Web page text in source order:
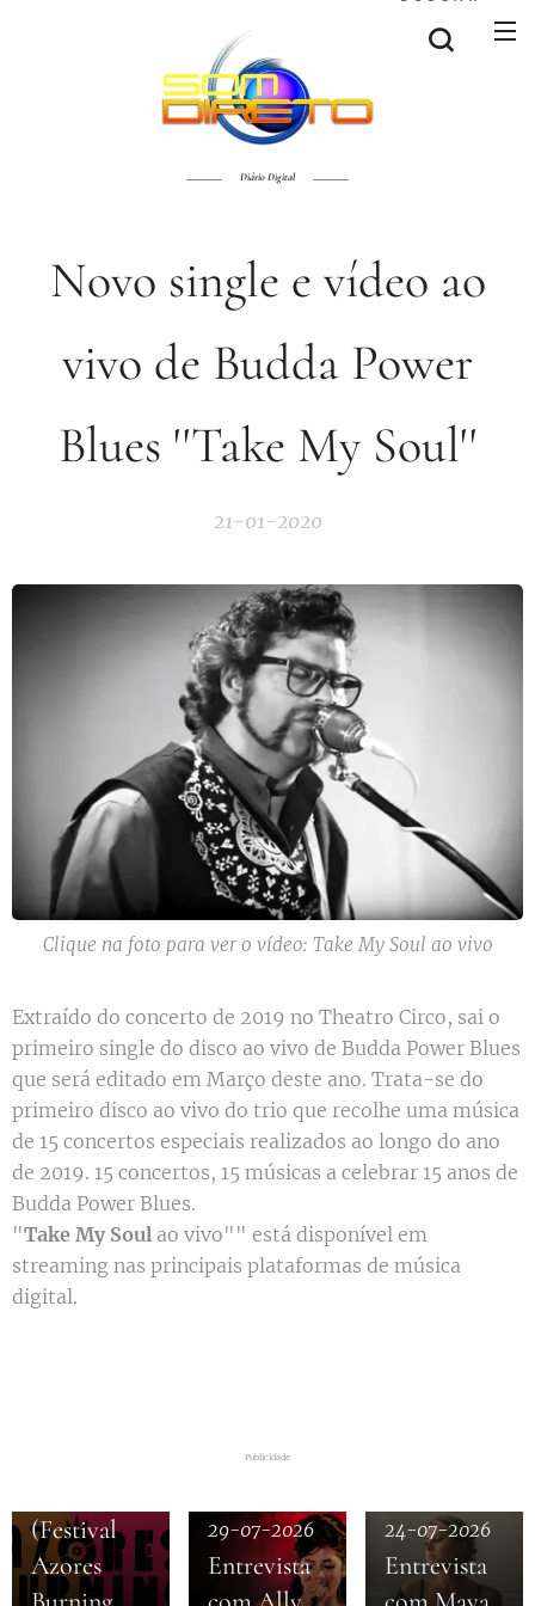
Diário Digital
Novo single e vídeo ao
vivo de Budda Power
Blues ''Take My Soul''
21-01-2020
Clique na foto para ver o vídeo: Take My Soul ao vivo
Extraído do concerto de 2019 no Theatro Circo, sai o
primeiro single do disco ao vivo de Budda Power Blues
que será editado em Março deste ano. Trata-se do
primeiro disco ao vivo do trio que recolhe uma música
de 15 concertos especiais realizados ao longo do ano
de 2019. 15 concertos, 15 músicas a celebrar 15 anos de
Budda Power Blues.
"Take My Soul ao vivo"" está disponível em
streaming nas principais plataformas de música
digital.
Publicidade
(Festival
Azores
29-07-2026
Entrevista
24-07-2026
Entrevista